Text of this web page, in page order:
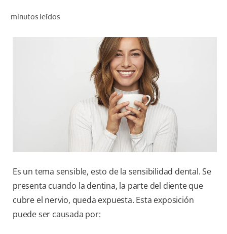
PARA PROFESIONALES
DÓNDE COMPRAR
minutos leídos
Es un tema sensible, esto de la sensibilidad dental. Se
presenta cuando la dentina, la parte del diente que
cubre el nervio, queda expuesta. Esta exposición
puede ser causada por: